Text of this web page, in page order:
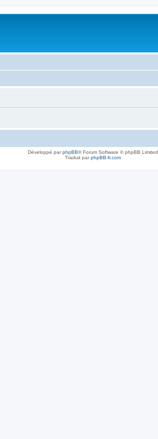
Développé parphpBB® Forum Software © phpBB Limited
Traduit parphpBB-fr.com